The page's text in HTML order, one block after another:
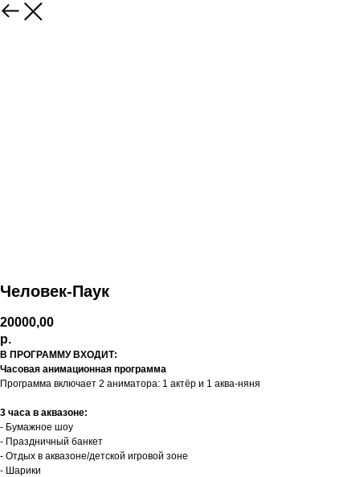
Человек-Паук
20000,00
р.
В ПРОГРАММУ ВХОДИТ:
Часовая анимационная программа
Программа включает 2 аниматора: 1 актёр и 1 аква-няня
3 часа в аквазоне:
- Бумажное шоу
- Праздничный банкет
- Отдых в аквазоне/детской игровой зоне
- Шарики